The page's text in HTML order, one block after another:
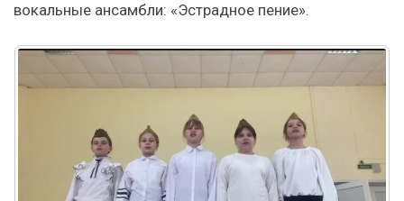
вокальные ансамбли: «Эстрадное пение».